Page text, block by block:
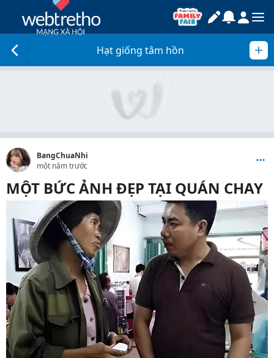
Hạt giống tâm hồn
BangChuaNhi
một năm trước
MỘT BỨC ẢNH ĐẸP TẠI QUÁN CHAY